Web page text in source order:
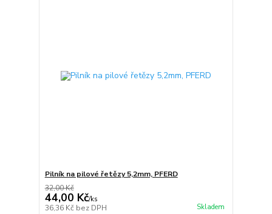
Pilník na pilové řetězy 5,2mm, PFERD
32,00 Kč
44,00 Kč/ks
36,36 Kč bez DPH Skladem